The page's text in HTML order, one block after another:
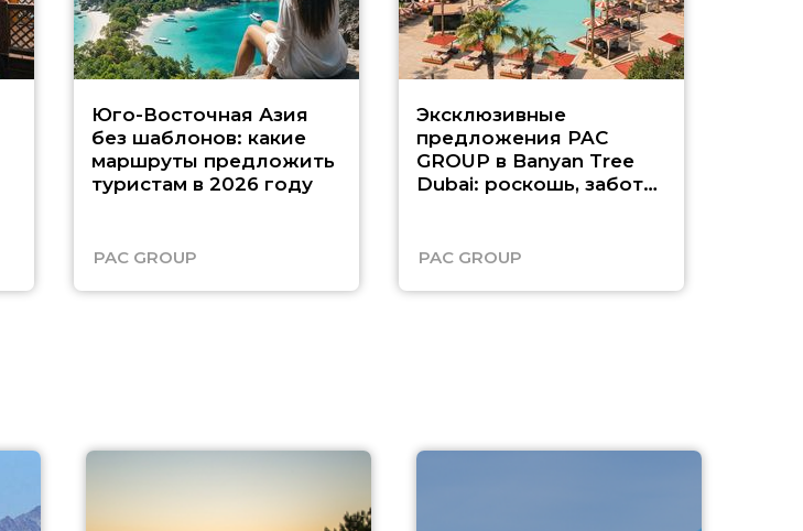
Юго-Восточная Азия
без шаблонов: какие
маршруты предложить
туристам в 2026 году
PAC GROUP
Эксклюзивные
предложения PAC
GROUP в Banyan Tree
Dubai: роскошь, забота
PAC GROUP